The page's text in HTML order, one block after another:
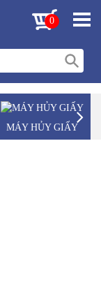
0
MÁY HỦY GIẤY